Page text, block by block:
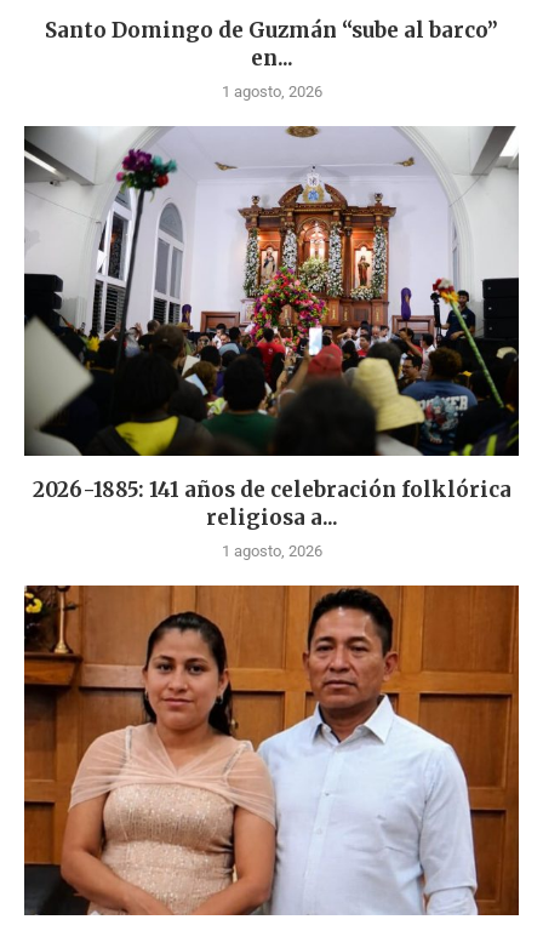
Santo Domingo de Guzmán “sube al barco”
en...
1 agosto, 2026
2026-1885: 141 años de celebración folklórica
religiosa a...
1 agosto, 2026